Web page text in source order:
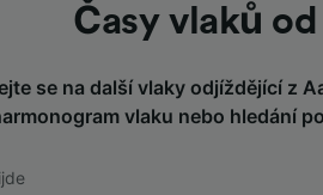
Časy vlaků
se na další vlaky odjíždějící z
vlaku nebo hledání